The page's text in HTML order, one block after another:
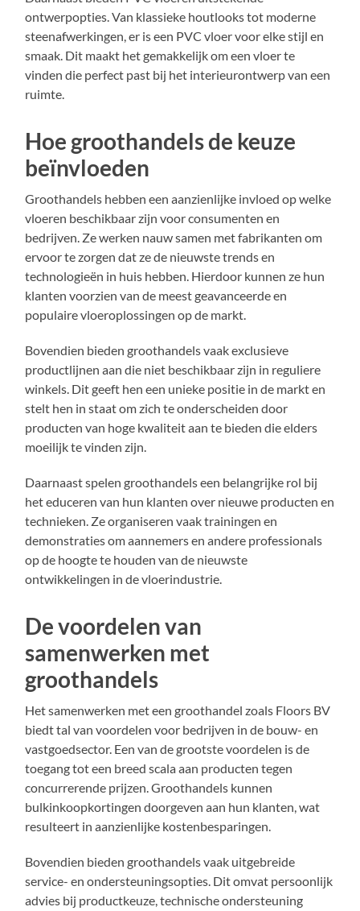
ontwerpopties. Van klassieke houtlooks tot moderne
steenafwerkingen, er is een PVC vloer voor elke stijl en
smaak. Dit maakt het gemakkelijk om een vloer te
vinden die perfect past bij het interieurontwerp van een
ruimte.
Hoe groothandels de keuze
beïnvloeden
Groothandels hebben een aanzienlijke invloed op welke
vloeren beschikbaar zijn voor consumenten en
bedrijven. Ze werken nauw samen met fabrikanten om
ervoor te zorgen dat ze de nieuwste trends en
technologieën in huis hebben. Hierdoor kunnen ze hun
klanten voorzien van de meest geavanceerde en
populaire vloeroplossingen op de markt.
Bovendien bieden groothandels vaak exclusieve
productlijnen aan die niet beschikbaar zijn in reguliere
winkels. Dit geeft hen een unieke positie in de markt en
stelt hen in staat om zich te onderscheiden door
producten van hoge kwaliteit aan te bieden die elders
moeilijk te vinden zijn.
Daarnaast spelen groothandels een belangrijke rol bij
het educeren van hun klanten over nieuwe producten en
technieken. Ze organiseren vaak trainingen en
demonstraties om aannemers en andere professionals
op de hoogte te houden van de nieuwste
ontwikkelingen in de vloerindustrie.
De voordelen van
samenwerken met
groothandels
Het samenwerken met een groothandel zoals Floors BV
biedt tal van voordelen voor bedrijven in de bouw- en
vastgoedsector. Een van de grootste voordelen is de
toegang tot een breed scala aan producten tegen
concurrerende prijzen. Groothandels kunnen
bulkinkoopkortingen doorgeven aan hun klanten, wat
resulteert in aanzienlijke kostenbesparingen.
Bovendien bieden groothandels vaak uitgebreide
service- en ondersteuningsopties. Dit omvat persoonlijk
advies bij productkeuze, technische ondersteuning